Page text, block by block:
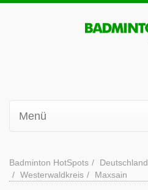
Menü
Badminton HotSpots Deutschland
Westerwaldkreis
Maxsain